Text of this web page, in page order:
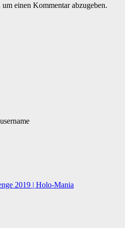
um einen Kommentar abzugeben.
2019 | Holo-Mania